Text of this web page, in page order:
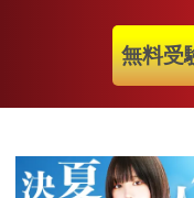
無料受